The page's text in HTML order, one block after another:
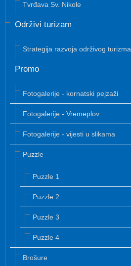
Tvrđava Sv. Nikole
Održivi turizam
Strategija razvoja održivog turizma
Promo
Fotogalerije - kornatski pejzaži
Fotogalerije - Vremeplov
Fotogalerije - vijesti u slikama
Puzzle
Puzzle 1
Puzzle 2
Puzzle 3
Puzzle 4
Brošure